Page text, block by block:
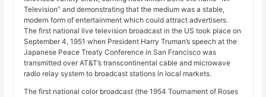
Television” and demonstrating that the medium was a stable,
modern form of entertainment which could attract advertisers.
The first national live television broadcast in the US took place on
September 4, 1951 when President Harry Truman’s speech at the
Japanese Peace Treaty Conference in San Francisco was
transmitted over AT&T’s transcontinental cable and microwave
radio relay system to broadcast stations in local markets.
The first national color broadcast (the 1954 Tournament of Roses